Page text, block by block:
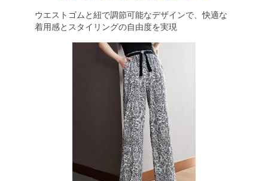
ウエストゴムと紐で調節可能なデザインで、快適な
着用感とスタイリングの自由度を実現